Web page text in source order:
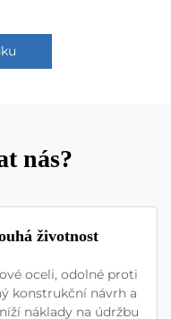
nás?
životnost
oceli, odolné proti
konstrukční návrh a
náklady na údržbu